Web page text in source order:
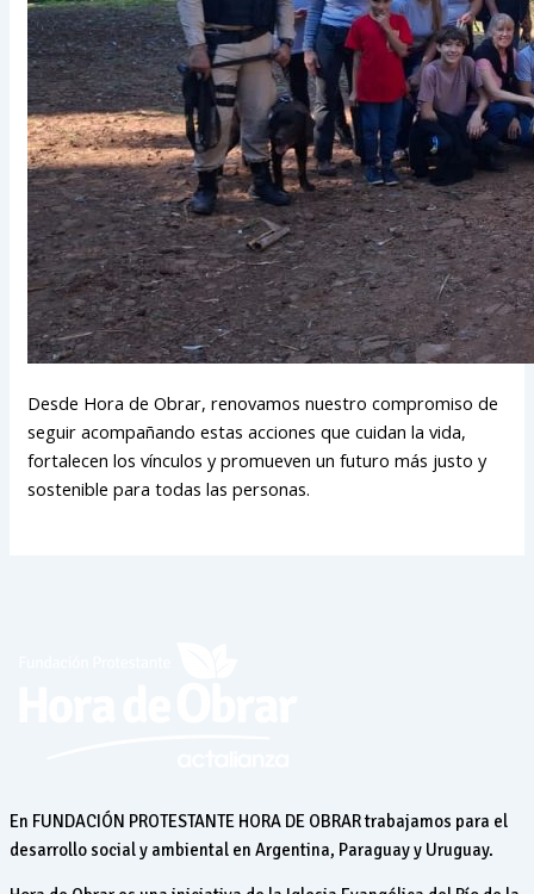
Desde Hora de Obrar, renovamos nuestro compromiso de
seguir acompañando estas acciones que cuidan la vida,
fortalecen los vínculos y promueven un futuro más justo y
sostenible para todas las personas.
En FUNDACIÓN PROTESTANTE HORA DE OBRAR trabajamos para el
desarrollo social y ambiental en Argentina, Paraguay y Uruguay.